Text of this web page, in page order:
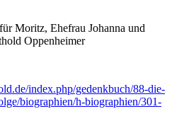
Moritz, Ehefrau Johanna und
Oppenheimer
index.php/gedenkbuch/88-die-
biographien/h-biographien/301-